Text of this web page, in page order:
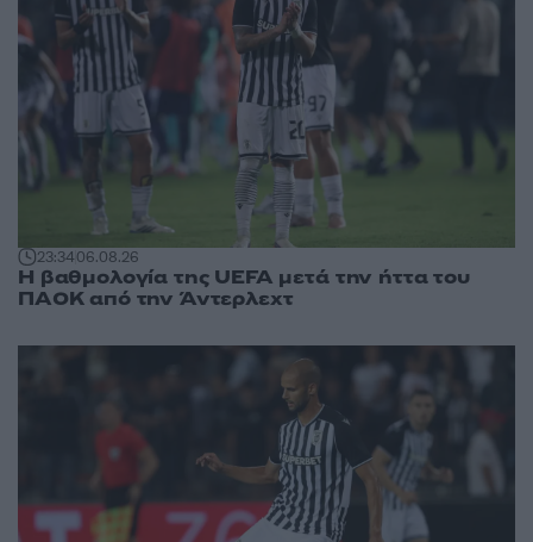
23:3406.08.26
Η βαθμολογία της UEFA μετά την ήττα του
ΠΑΟΚ από την Άντερλεχτ